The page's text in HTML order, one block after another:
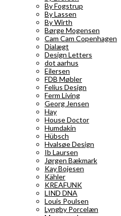
By Fogstrup
By Lassen
By Wirth
Børge Mogensen
Cam Cam Copenhagen
Dialægt
Design Letters
dot aarhus
Eilersen
FDB Møbler
Felius Design
Ferm Living
Georg Jensen
Hay
House Doctor
Humdakin
Hübsch
Hvalsøe Design
Ib Laursen
Jørgen Bækmark
Kay Bojesen
Kähler
KREAFUNK
LIND DNA
Louis Poulsen
Lyngby Porcelæn